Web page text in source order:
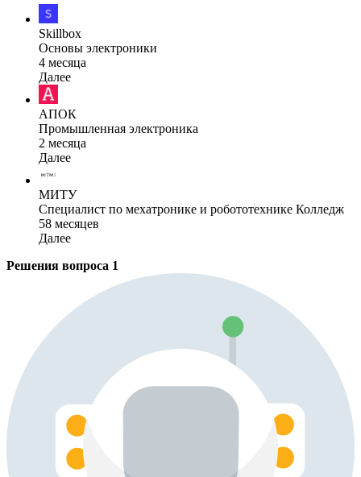
Skillbox
Основы электроники
4 месяца
Далее
АПОК
Промышленная электроника
2 месяца
Далее
МИТУ
Специалист по мехатронике и робототехнике Колледж
58 месяцев
Далее
Решения вопроса 1